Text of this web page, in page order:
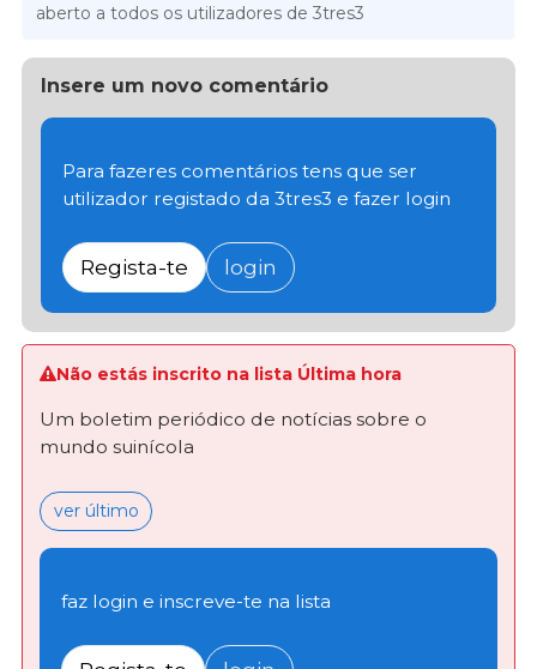
aberto a todos os utilizadores de 3tres3
Insere um novo comentário
Para fazeres comentários tens que ser
utilizador registado da 3tres3 e fazer login
Regista-te login
Não estás inscrito na lista Última hora
Um boletim periódico de notícias sobre o
mundo suinícola
ver último
faz login e inscreve-te na lista